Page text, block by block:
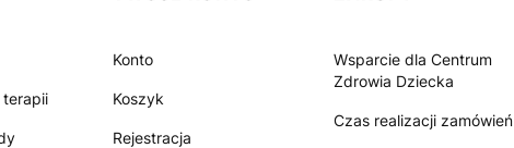
Konto
Koszyk
Rejestracja
Wsparcie dla Centrum
Zdrowia Dziecka
Czas realizacji zamówień